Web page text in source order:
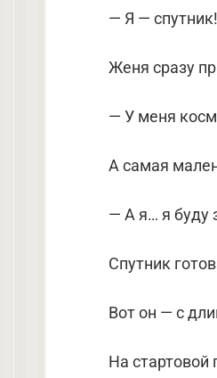
— Я —
Женя сразу
— У меня
А самая
— А я… я буду
Спутник
Вот он — с
На стартовой